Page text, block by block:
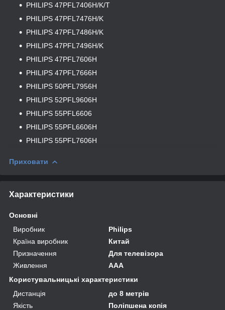
PHILIPS 47PFL7406H/K/T
PHILIPS 47PFL7476H/K
PHILIPS 47PFL7486H/K
PHILIPS 47PFL7496H/K
PHILIPS 47PFL7606H
PHILIPS 47PFL7666H
PHILIPS 50PFL7956H
PHILIPS 52PFL9606H
PHILIPS 55PFL6606
PHILIPS 55PFL6606H
PHILIPS 55PFL7606H
Приховати
Характеристики
Основні
Виробник
Philips
Країна виробник
Китай
Призначення
Для телевізора
Живлення
AAA
Користувальницькі характеристики
Дистанція
до 8 метрів
Якість
Поліпшена копія